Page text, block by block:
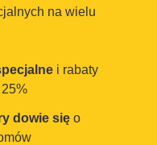
na wielu
i rabaty
dowie się o